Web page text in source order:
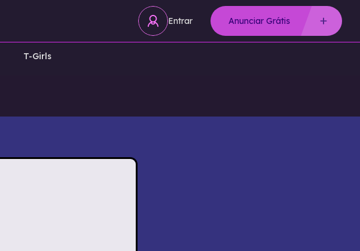
T-Girls
Entrar Anunciar Grátis